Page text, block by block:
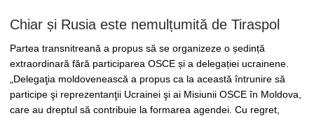
Chiar și Rusia este nemulțumită de Tiraspol
Partea transnitreană a propus să se organizeze o ședință
extraordinară fără participarea OSCE și a delegației ucrainene.
„Delegaţia moldovenească a propus ca la această întrunire să
participe şi reprezentanţii Ucrainei şi ai Misiunii OSCE în Moldova,
care au dreptul să contribuie la formarea agendei. Cu regret,